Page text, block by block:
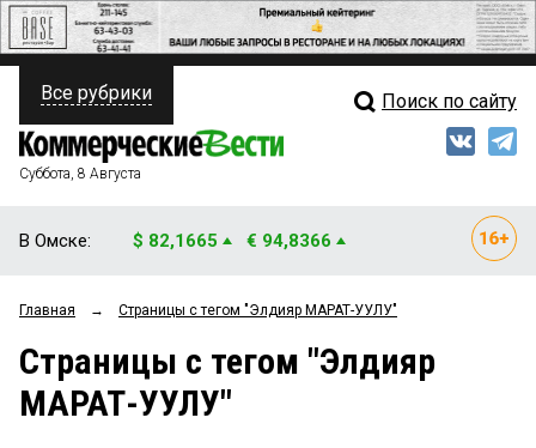
ПОЛИТИКА
ФИНАНСЫ
ОБЩЕСТВО
ЗАКОН
Свежий выпуск
Мнения
Рейтинги
Все рубрики Поиск по сайту
Суббота, 8 Августа
В Омске: $ 82,1665 € 94,8366
Главная → Страницы c тегом "Элдияр МАРАТ-УУЛУ"
Страницы c тегом "Элдияр
МАРАТ-УУЛУ"